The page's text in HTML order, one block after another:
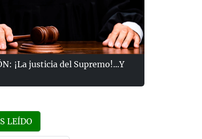
¡La justicia del Supremo!...Y
LEÍDO